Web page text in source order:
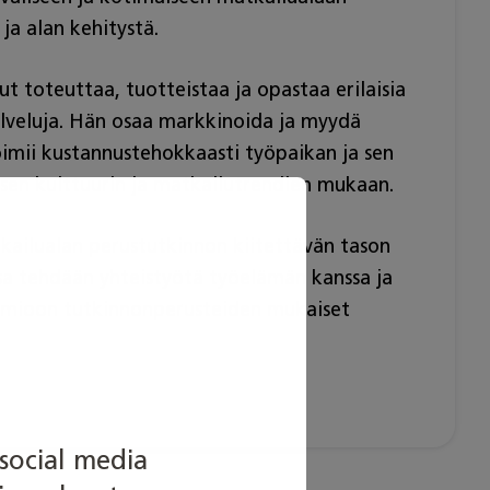
media
alan kehitystä.
toteuttaa, tuotteistaa ja opastaa erilaisia
Hän osaa markkinoida ja myydä
kustannustehokkaasti työpaikan ja sen
kulttuurin ja matkailutrendien mukaan.
perustutkinnon kiitettävän tason
tehdään yhteistyötä työelämän kanssa ja
tutkinnonperusteiden mukaiset